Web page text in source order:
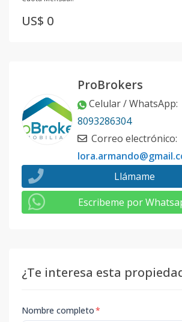
US$ 0
ProBrokers
Celular / WhatsApp:
8093286304
Correo electrónico:
Llámame
Escribeme por
¿Te interesa esta
Nombre completo*